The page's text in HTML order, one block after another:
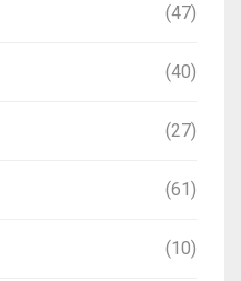
(47)
(40)
(27)
(61)
(10)